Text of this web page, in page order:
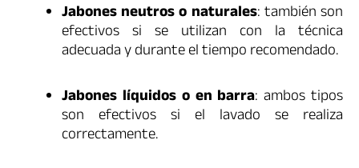
Jabones neutros o naturales: también son
efectivos si se utilizan con la técnica
adecuada y durante el tiempo recomendado.
Jabones líquidos o en barra: ambos tipos
son efectivos si el lavado se realiza
correctamente.